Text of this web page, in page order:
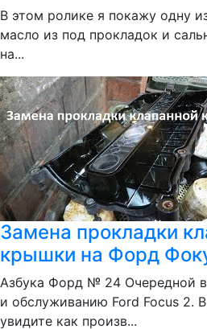
В этом ролике я покажу одну
масло из под прокладок и
на...
Замена прокладки
крышки на Форд
Азбука Форд № 24 Очередной
и обслуживанию Ford Focus 2.
увидите как произв...